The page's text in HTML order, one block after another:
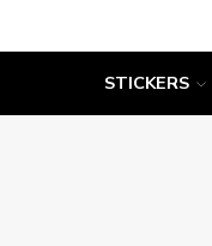
STICKERS